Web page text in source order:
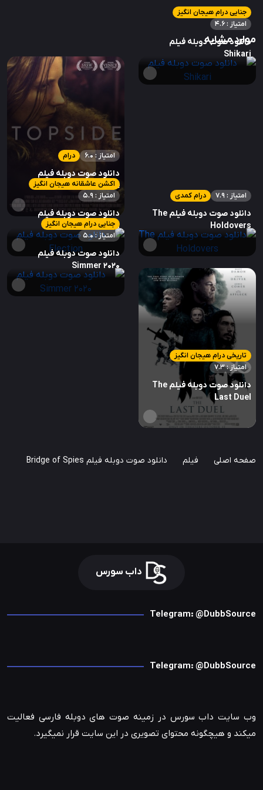
موارد مشابه
جنایی درام هیجان انگیز
امتیاز : 4.6
دانلود صوت دوبله فیلم
Shikari
درام امتیاز : 6.0
دانلود صوت دوبله فیلم
Topside
درام کمدی امتیاز : 7.9
دانلود صوت دوبله فیلم The
Holdovers
اکشن عاشقانه هیجان انگیز
امتیاز : 5.9
دانلود صوت دوبله فیلم
Election
تاریخی درام هیجان انگیز
امتیاز : 7.3
دانلود صوت دوبله فیلم The
Last Duel
جنایی درام هیجان انگیز
امتیاز : 5.0
دانلود صوت دوبله فیلم
Simmer 2020
صفحه اصلی فیلم دانلود صوت دوبله فیلم Bridge of Spies
داب سورس
Telegram: @DubbSource
Telegram: @DubbSource
وب سایت داب سورس در زمینه صوت های دوبله فارسی فعالیت
میکند و هیچگونه محتوای تصویری در این سایت قرار نمیگیرد.